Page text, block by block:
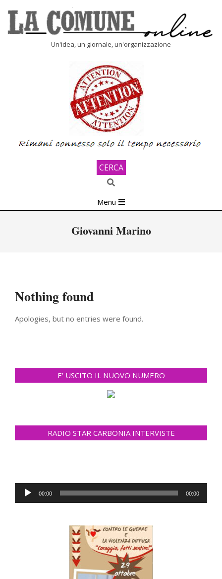
content
Un'idea, un giornale, un'organizzazione
CERCA
Search
Navigation
Menu
Giovanni Marino
Nothing found
Apologies, but no entries were found.
E’ USCITO IL NUOVO NUMERO
RADIO STAR CARBONIA INTERVISTE
Lecteur
audio
00:00 00:00